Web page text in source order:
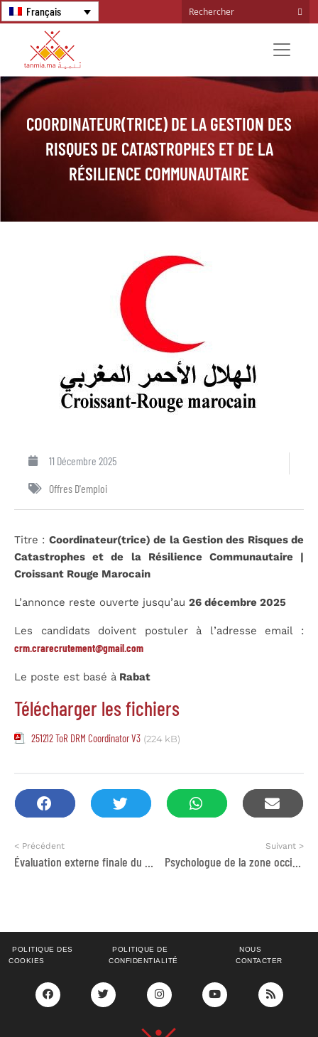
Français
COORDINATEUR(TRICE) DE LA GESTION DES
RISQUES DE CATASTROPHES ET DE LA
RÉSILIENCE COMMUNAUTAIRE
11 Décembre 2025
Offres D'emploi
Titre : Coordinateur(trice) de la Gestion des Risques de
Catastrophes et de la Résilience Communautaire |
Croissant Rouge Marocain
L’annonce reste ouverte jusqu’au 26 décembre 2025
Les candidats doivent postuler à l’adresse email :
crm.crarecrutement@gmail.com
Le poste est basé à Rabat
Télécharger les fichiers
251212 ToR DRM Coordinator V3 (224 kB)
< Précédent Suivant >
POLITIQUE DES
COOKIES
POLITIQUE DE
CONFIDENTIALITÉ
NOUS
CONTACTER